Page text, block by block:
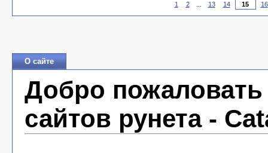
1 2 13 14 16
О сайте
Добро
сайтов рунета -